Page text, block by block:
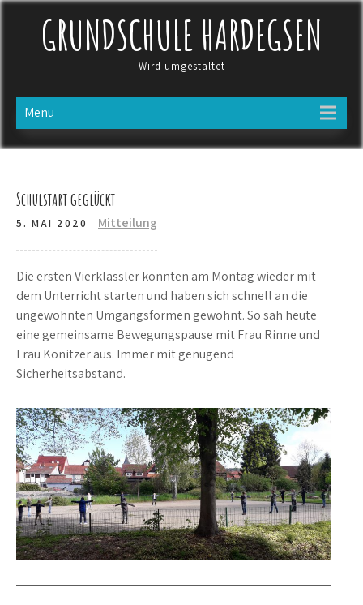
Skip
GRUNDSCHULE HARDEGSEN
Wird umgestaltet
Menu
Schulstart geglückt
5. MAI 2020 Mitteilung
Die ersten Vierklässler konnten am Montag wieder mit
dem Unterricht starten und haben sich schnell an die
ungewohnten Umgangsformen gewöhnt. So sah heute
eine gemeinsame Bewegungspause mit Frau Rinne und
Frau Könitzer aus. Immer mit genügend
Sicherheitsabstand.